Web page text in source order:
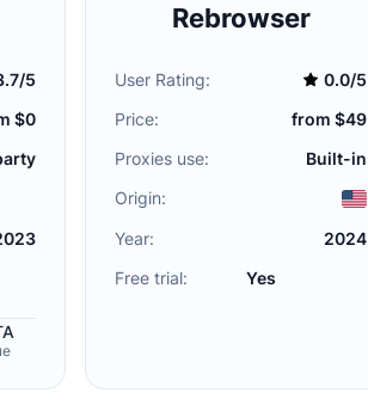
5
$0
Rebrowser
User Rating:
0.0/5
Price:
from $49
Proxies use:
Built-in
Origin:
Year:
2024
Free trial:
Yes